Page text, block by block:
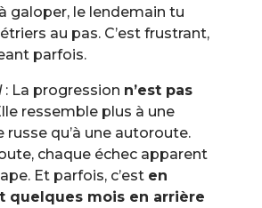
galoper, le lendemain tu
au pas. C’est frustrant,
parfois.
: La progression n’est pas
ressemble plus à une
qu’à une autoroute.
chaque échec apparent
Et parfois, c’est en
quelques mois en arrière